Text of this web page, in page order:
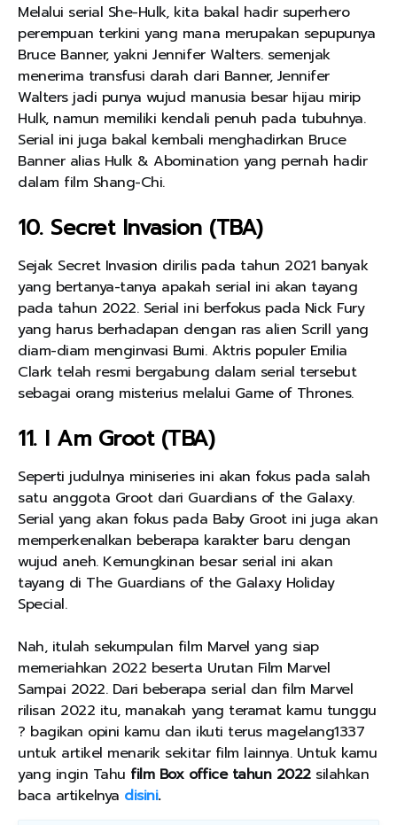
Melalui serial She-Hulk, kita bakal hadir superhero
perempuan terkini yang mana merupakan sepupunya
Bruce Banner, yakni Jennifer Walters. semenjak
menerima transfusi darah dari Banner, Jennifer
Walters jadi punya wujud manusia besar hijau mirip
Hulk, namun memiliki kendali penuh pada tubuhnya.
Serial ini juga bakal kembali menghadirkan Bruce
Banner alias Hulk & Abomination yang pernah hadir
dalam film Shang-Chi.
10. Secret Invasion (TBA)
Sejak Secret Invasion dirilis pada tahun 2021 banyak
yang bertanya-tanya apakah serial ini akan tayang
pada tahun 2022. Serial ini berfokus pada Nick Fury
yang harus berhadapan dengan ras alien Scrill yang
diam-diam menginvasi Bumi. Aktris populer Emilia
Clark telah resmi bergabung dalam serial tersebut
sebagai orang misterius melalui Game of Thrones.
11. I Am Groot (TBA)
Seperti judulnya miniseries ini akan fokus pada salah
satu anggota Groot dari Guardians of the Galaxy.
Serial yang akan fokus pada Baby Groot ini juga akan
memperkenalkan beberapa karakter baru dengan
wujud aneh. Kemungkinan besar serial ini akan
tayang di The Guardians of the Galaxy Holiday
Special.
Nah, itulah sekumpulan film Marvel yang siap
memeriahkan 2022 beserta Urutan Film Marvel
Sampai 2022. Dari beberapa serial dan film Marvel
rilisan 2022 itu, manakah yang teramat kamu tunggu
? bagikan opini kamu dan ikuti terus magelang1337
untuk artikel menarik sekitar film lainnya. Untuk kamu
yang ingin Tahu film Box office tahun 2022silahkan
baca artikelnya disini.